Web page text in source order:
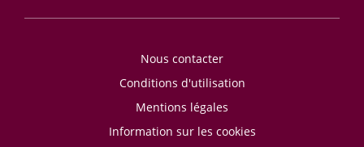
Nous contacter
Conditions d'utilisation
Mentions légales
Information sur les cookies